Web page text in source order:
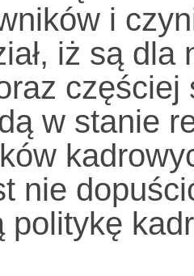
i
iż są
częściej
w stanie
nie
politykę